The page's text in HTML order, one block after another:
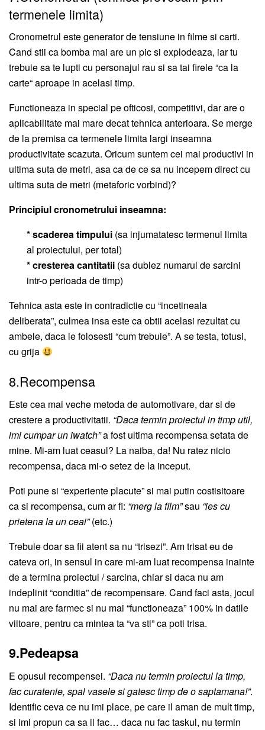
termenele limita)
Cronometrul este generator de tensiune in filme si carti.
Cand stii ca bomba mai are un pic si explodeaza, iar tu
trebuie sa te lupti cu personajul rau si sa tai firele “ca la
carte“ aproape in acelasi timp.
Functioneaza in special pe ofticosi, competitivi, dar are o
aplicabilitate mai mare decat tehnica anterioara. Se merge
de la premisa ca termenele limita largi inseamna
productivitate scazuta. Oricum suntem cei mai productivi in
ultima suta de metri, asa ca de ce sa nu incepem direct cu
ultima suta de metri (metaforic vorbind)?
Principiul cronometrului inseamna:
* scaderea timpului (sa injumatatesc termenul limita
al proiectului, per total)
* cresterea cantitatii (sa dublez numarul de sarcini
intr-o perioada de timp)
Tehnica asta este in contradictie cu “incetineala
deliberata”, culmea insa este ca obtii acelasi rezultat cu
ambele, daca le folosesti “cum trebuie”. A se testa, totusi,
cu grija
8.Recompensa
Este cea mai veche metoda de automotivare, dar si de
crestere a productivitatii. “Daca termin proiectul in timp util,
imi cumpar un iwatch”a fost ultima recompensa setata de
mine. Mi-am luat ceasul? La naiba, da! Nu ratez nicio
recompensa, daca mi-o setez de la inceput.
Poti pune si “experiente placute” si mai putin costisitoare
ca si recompensa, cum ar fi: “merg la film”sau “ies cu
prietena la un ceai”(etc.)
Trebuie doar sa fii atent sa nu “trisezi”. Am trisat eu de
cateva ori, in sensul in care mi-am luat recompensa inainte
de a termina proiectul / sarcina, chiar si daca nu am
indeplinit “conditia” de recompensare. Cand faci asta, jocul
nu mai are farmec si nu mai “functioneaza” 100% in datile
viitoare, pentru ca mintea ta “va sti” ca poti trisa.
9.Pedeapsa
E opusul recompensei. “Daca nu termin proiectul la timp,
fac curatenie, spal vasele si gatesc timp de o saptamana!”.
Identific ceva ce nu imi place, pe care il aman de mult timp,
si imi propun ca sa il fac… daca nu fac taskul, nu termin